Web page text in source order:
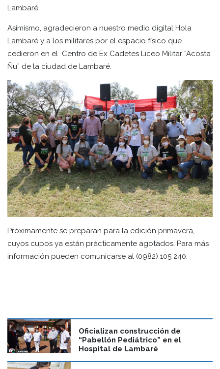
Lambaré.
Asimismo, agradecieron a nuestro medio digital Hola
Lambaré y a los militares por el espacio físico que
cedieron en el Centro de Ex Cadetes Liceo Militar “Acosta
Ñu” de la ciudad de Lambaré.
Próximamente se preparan para la edición primavera,
cuyos cupos ya están prácticamente agotados. Para más
información pueden comunicarse al (0982) 105 240.
Oficializan construcción de
“Pabellón Pediátrico” en el
Hospital de Lambaré